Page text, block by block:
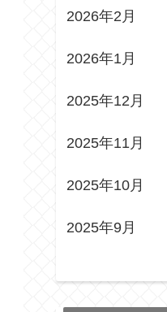
2026年2月
2026年1月
2025年12月
2025年11月
2025年10月
2025年9月